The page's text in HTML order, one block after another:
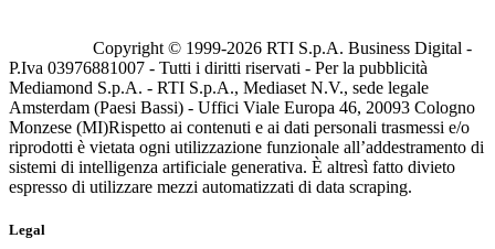
Copyright © 1999-2026 RTI S.p.A. Business Digital -
P.Iva 03976881007 - Tutti i diritti riservati - Per la pubblicità
Mediamond S.p.A. - RTI S.p.A., Mediaset N.V., sede legale
Amsterdam (Paesi Bassi) - Uffici Viale Europa 46, 20093 Cologno
Monzese (MI)Rispetto ai contenuti e ai dati personali trasmessi e/o
riprodotti è vietata ogni utilizzazione funzionale all’addestramento di
sistemi di intelligenza artificiale generativa. È altresì fatto divieto
espresso di utilizzare mezzi automatizzati di data scraping.
Legal